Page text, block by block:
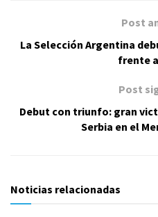
Post
La Selección Argentina
frente
Post
Debut con triunfo: gran
Serbia en el
Noticias relacionadas